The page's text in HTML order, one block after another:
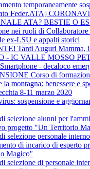
temporaneamente
Feder.ATA]
ATA? BESTIE O
nei ruoli di Collaboratore
ex-LSU e appalti storici
Tanti Auguri Mamma,
- IC VALLE MOSSO
- decaloco
Corso di
la montagna: benessere e
8-11 marzo 2020
sospensione e
selezione alunni per
progetto "Un Territorio
selezione personale
di incarico di esperto
Magico"
selezione di personale